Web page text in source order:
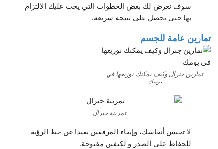
سوف نعرض لك بعض الخطوات التي يجب عليك الالتزام
بها حتى تحصل على نتيجة سريعة.
تمارين عامة للجسم
تمارين جنرال وكيف يمكنك توزيعها في
يومك
تمرينة جنرال
لا تحبس أنفاسك، وإبقاء المرفقين بعيدا عن خط الرؤية
للحفاظ على الصدر والكتفين مفتوحة.